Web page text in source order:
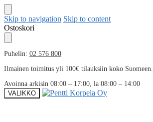
Skip to navigation Skip to content
Ostoskori
Puhelin: 02 576 800
Ilmainen toimitus yli 100€ tilauksiin koko Suomeen.
Avoinna arkisin 08:00 – 17:00, la 08:00 – 14:00
VALIKKO